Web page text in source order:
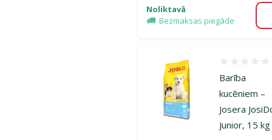
Noliktavā
Bezmaksas piegāde
Barība
kucēniem –
Josera
Junior, 15 kg